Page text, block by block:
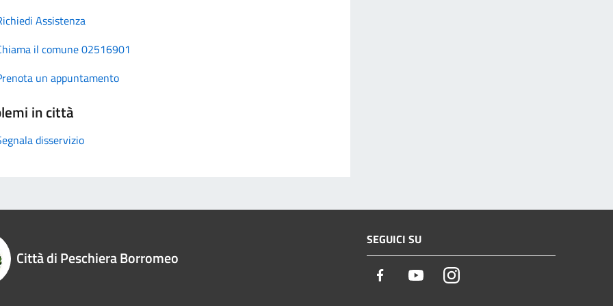
Assistenza
il comune 02516901
un appuntamento
in città
disservizio
Città di Peschiera Borromeo
SEGUICI SU
Facebook YoutubeInstagram